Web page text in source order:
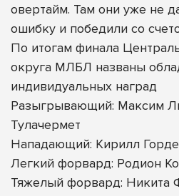
овертайм. Там они уже не
ошибку и победили со
По итогам финала
округа МЛБЛ названы
индивидуальных наград
Разыгрывающий: Максим
Тулачермет
Нападающий: Кирилл
Легкий форвард: Родион
Тяжелый форвард: Никита